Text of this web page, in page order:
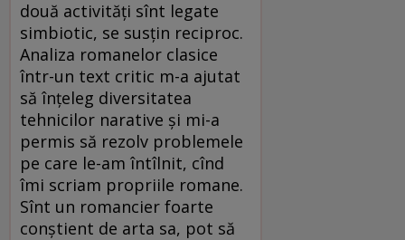
două activităţi sînt legate
simbiotic, se susţin reciproc.
Analiza romanelor clasice
într-un text critic m-a ajutat
să înţeleg diversitatea
tehnicilor narative şi mi-a
permis să rezolv problemele
pe care le-am întîlnit, cînd
îmi scriam propriile romane.
Sînt un romancier foarte
conştient de arta sa, pot să